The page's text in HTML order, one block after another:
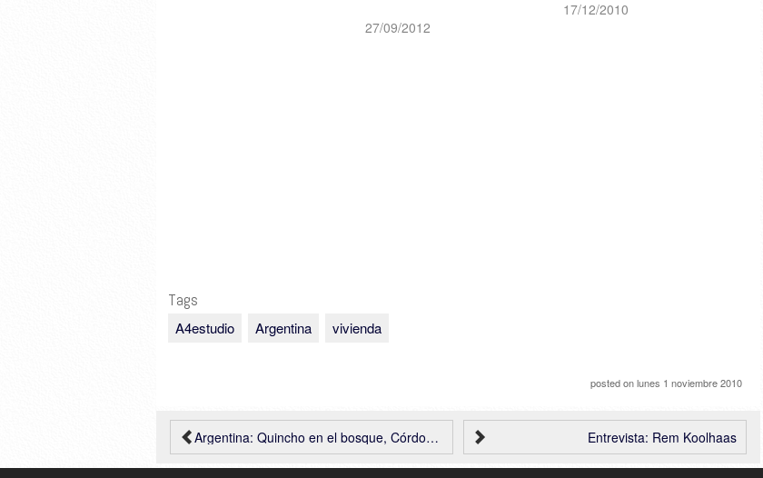
27/09/2012
Sur / Casa Codina, Mendoza,
17/12/2010
Tags
A4estudio Argentina vivienda
posted onlunes 1 noviembre 2010
Entrevista: Rem Koolhaas
Argentina: Quincho en el bosque, Córdoba, Santiago Viale + Daniella Beviglia